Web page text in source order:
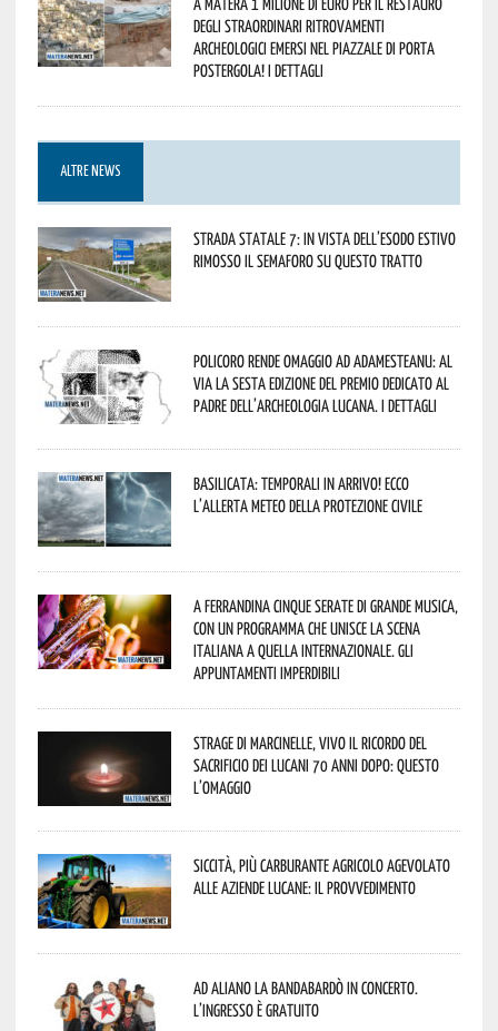
degli straordinari ritrovamenti
archeologici emersi nel piazzale di Porta
Postergola! I dettagli
ALTRE NEWS
Strada statale 7: in vista dell’esodo estivo
rimosso il semaforo su questo tratto
Policoro rende omaggio ad Adamesteanu: al
via la sesta edizione del Premio dedicato al
padre dell’archeologia lucana. I dettagli
Basilicata: temporali in arrivo! Ecco
l’allerta meteo della Protezione civile
A Ferrandina cinque serate di grande musica,
con un programma che unisce la scena
italiana a quella internazionale. Gli
appuntamenti imperdibili
Strage di Marcinelle, vivo il ricordo del
sacrificio dei lucani 70 anni dopo: questo
l’omaggio
Siccità, più carburante agricolo agevolato
alle aziende lucane: il provvedimento
Ad Aliano la Bandabardò in concerto.
L’ingresso è gratuito